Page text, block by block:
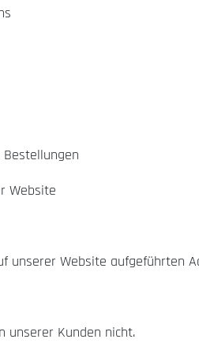
Website
unserer Website aufgeführten
unserer Kunden nicht.